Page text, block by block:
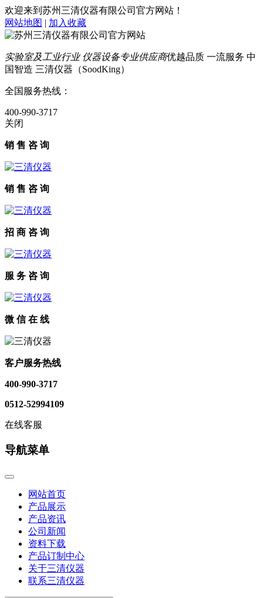
欢迎来到苏州三清仪器有限公司官方网站！
网站地图 | 加入收藏
实验室及工业行业 仪器设备专业供应商优越品质 一流服务 中
国智造 三清仪器（SoodKing）
全国服务热线：
400-990-3717
关闭
销 售 咨 询
销 售 咨 询
招 商 咨 询
服 务 咨 询
微 信 在 线
客户服务热线
400-990-3717
0512-52994109
在线客服
导航菜单
网站首页
产品展示
产品资讯
公司新闻
资料下载
产品订制中心
关于三清仪器
联系三清仪器